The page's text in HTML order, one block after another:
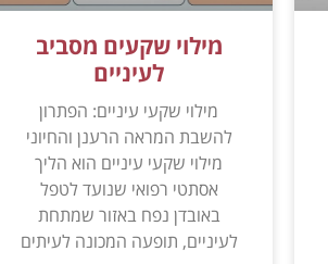
מילוי שקעים מסביב
לעיניים
מילוי שקעי עיניים: הפתרון
להשבת המראה הרענן והחיוני
מילוי שקעי עיניים הוא הליך
אסתטי רפואי שנועד לטפל
באובדן נפח באזור שמתחת
לעיניים, תופעה המכונה לעיתים